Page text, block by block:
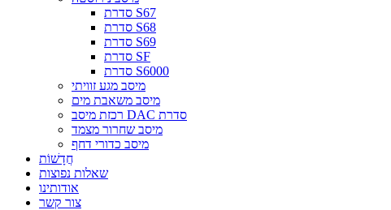
סדרת S67
סדרת S68
סדרת S69
סדרת SF
סדרת S6000
מיסב מגע זוויתי
מיסב משאבת מים
רכזת מיסב DAC סדרת
מיסב שחרור מצמד
מיסב כדורי דחף
חֲדָשׁוֹת
שאלות נפוצות
אודותינו
צור קשר